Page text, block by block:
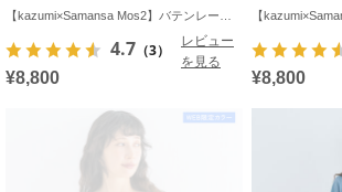
4.7 （3）
レビュー
を見る
¥8,800
¥8,800